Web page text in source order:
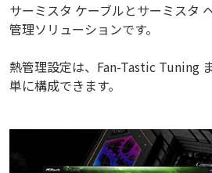
サーミスタ ケーブルとサーミスタ
管理ソリューションです。
熱管理設定は、Fan-Tastic Tuning
単に構成できます。